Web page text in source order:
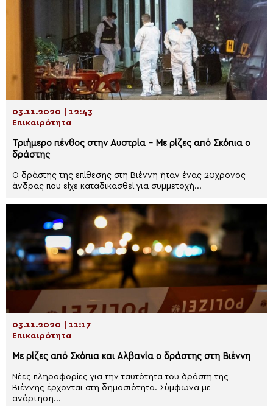
03.11.2020 | 12:43
Επικαιρότητα
Τριήμερο πένθος στην Αυστρία – Με ρίζες από Σκόπια ο
δράστης
Ο δράστης της επίθεσης στη Βιέννη ήταν ένας 20χρονος
άνδρας που είχε καταδικασθεί για συμμετοχή...
03.11.2020 | 11:17
Επικαιρότητα
Με ρίζες από Σκόπια και Αλβανία ο δράστης στη Βιέννη
Νέες πληροφορίες για την ταυτότητα του δράστη της
Βιέννης έρχονται στη δημοσιότητα. Σύμφωνα με
ανάρτηση...